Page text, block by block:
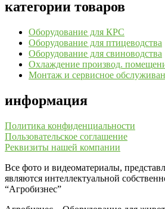
категории товаров
Оборудование для КРС
Оборудование для птицеводства
Оборудование для свиноводства
Охлаждение производ.
Монтаж и сервисное
информация
Политика конфиденциальности
Пользовательское соглашение
Реквизиты нашей компании
Все фото и видеоматериалы,
являются интеллектуальной
“Агробизнес”